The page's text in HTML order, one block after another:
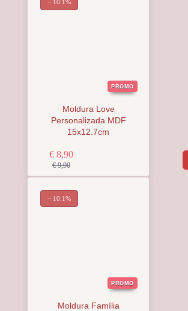
PROMO
Moldura Love
Personalizada MDF
15x12.7cm
€ 8,90
€ 9,90
− 10.1%
PROMO
Moldura Família
− 10.1%